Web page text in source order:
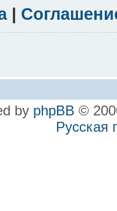
|
by phpBB ©
Русская